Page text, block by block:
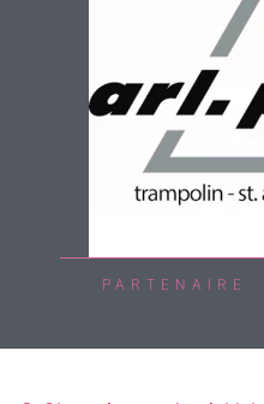
PARTENAIRE